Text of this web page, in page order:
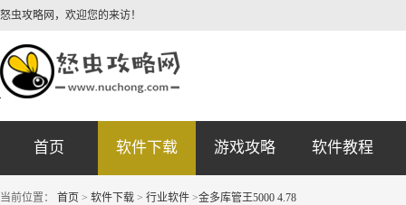
怒虫攻略网，欢迎您的来访！
首页 软件下载 游戏攻略 软件教程
当前位置： 首页 > 软件下载 > 行业软件 >金多库管王5000 4.78